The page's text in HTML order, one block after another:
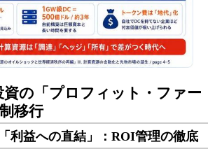
資の「プロフィット・ファー
移行
利益への直結」：ROI管理の徹底